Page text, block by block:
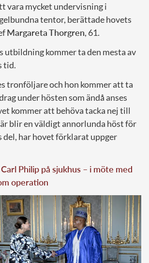
vara mycket undervisning i
tentor, berättade hovets
Margareta Thorgren, 61.
utbildning kommer ta den mesta av
tid.
tronföljare och hon kommer att ta
under hösten som ändå anses
kommer att behöva tacka nej till
blir en väldigt annorlunda höst för
del, har hovet förklarat uppger
Philip på sjukhus – i möte med
operation